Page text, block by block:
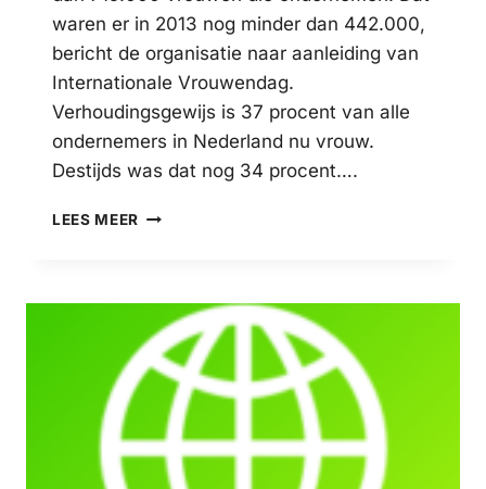
waren er in 2013 nog minder dan 442.000,
bericht de organisatie naar aanleiding van
Internationale Vrouwendag.
Verhoudingsgewijs is 37 procent van alle
ondernemers in Nederland nu vrouw.
Destijds was dat nog 34 procent….
LEES MEER STEEDS
NEDERLAND
GAAN
ONDERNEMEN